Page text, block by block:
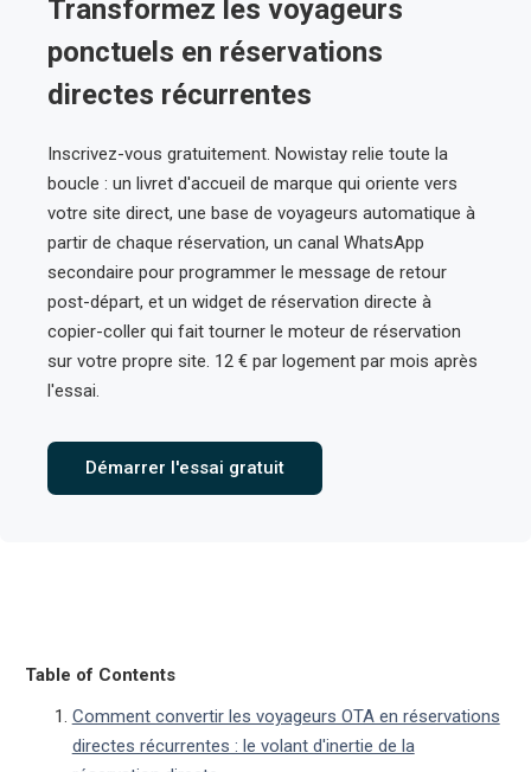
Transformez les voyageurs
ponctuels en réservations
directes récurrentes
Inscrivez-vous gratuitement. Nowistay relie toute la
boucle : un livret d'accueil de marque qui oriente vers
votre site direct, une base de voyageurs automatique à
partir de chaque réservation, un canal WhatsApp
secondaire pour programmer le message de retour
post-départ, et un widget de réservation directe à
copier-coller qui fait tourner le moteur de réservation
sur votre propre site. 12 € par logement par mois après
l'essai.
Démarrer l'essai gratuit
Table of Contents
Comment convertir les voyageurs OTA en réservations
directes récurrentes : le volant d'inertie de la